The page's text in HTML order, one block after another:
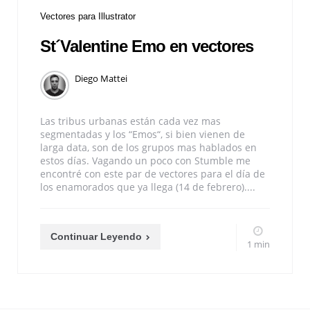
Vectores para Illustrator
St´Valentine Emo en vectores
Diego Mattei
Las tribus urbanas están cada vez mas
segmentadas y los “Emos“, si bien vienen de
larga data, son de los grupos mas hablados en
estos días. Vagando un poco con Stumble me
encontré con este par de vectores para el día de
los enamorados que ya llega (14 de febrero)....
Continuar Leyendo
1 min